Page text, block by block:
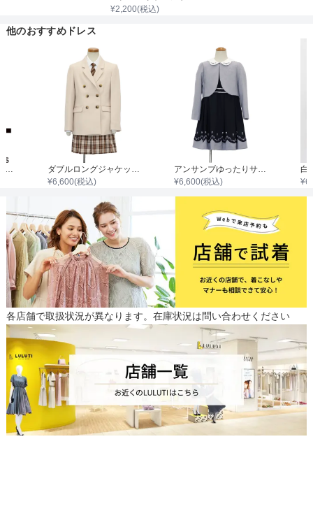
バスト
スカートのサイズ
サイズ (cm) 150 160 165
ウエスト 64 64 68
¥2,200(税込)
他のおすすめドレス
¥6,600(税込)
アンサンブゆったりサイズワンピースセット
¥6,600(税込)
白
¥
各店舗で取扱状況が異なります。在庫状況は問い合わせください